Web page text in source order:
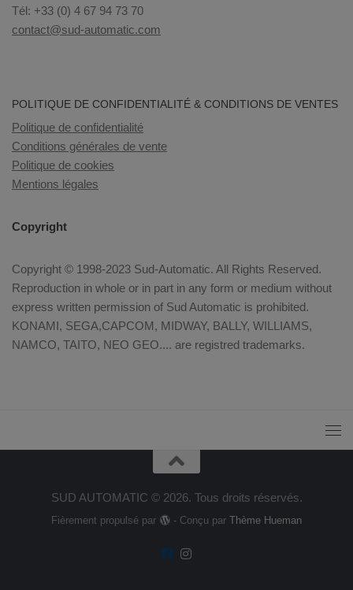
Tél: +33 (0) 4 67 94 73 70
contact@sud-automatic.com
POLITIQUE DE CONFIDENTIALITÉ & CONDITIONS DE VENTES
Politique de confidentialité
Conditions générales de vente
Politique de cookies
Mentions légales
Copyright
Copyright © 1998-2023 Sud-Automatic. All Rights Reserved.
Reproduction in whole or in part in any form or medium without
express written permission of Sud Automatic is prohibited.
KONAMI, SEGA,CAPCOM, MIDWAY, BALLY, WILLIAMS,
NAMCO, TAITO, NEO GEO.... are registred trademarks.
SUD AUTOMATIC © 2026. Tous droits réservés.
Fièrement propulsé par - Conçu par Thème Hueman